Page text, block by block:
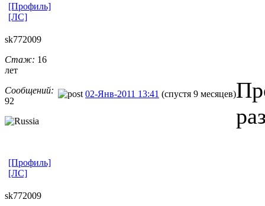
[Профиль]
[ЛС]
sk772009
Стаж: 16
лет
Сообщений:
92
02-Янв-2011 13:41 (спустя 9 месяцев)
[Профиль]
[ЛС]
sk772009